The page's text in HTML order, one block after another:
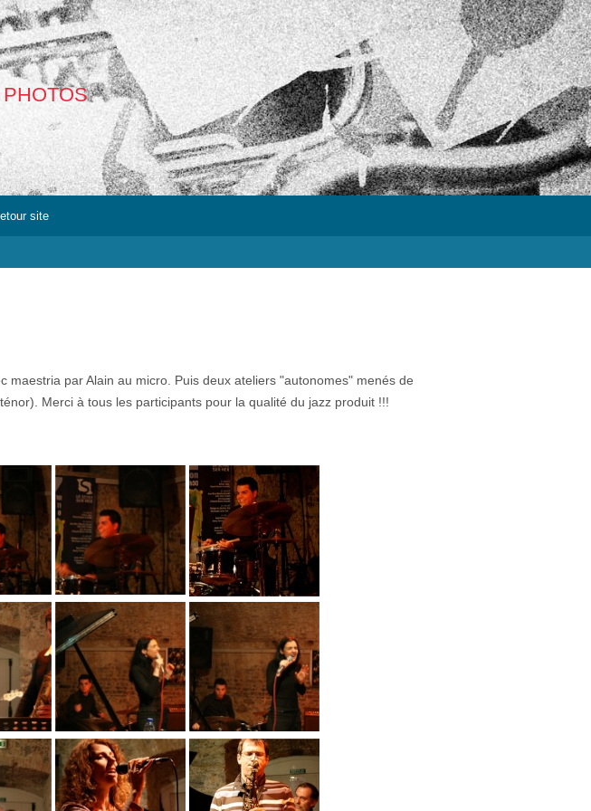
site
par Alain au micro. Puis deux ateliers "autonomes" menés de
Merci à tous les participants pour la qualité du jazz produit !!!